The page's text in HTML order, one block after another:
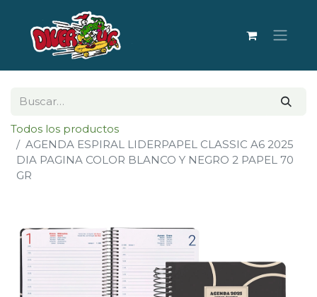
Todos los productos
AGENDA ESPIRAL LIDERPAPEL CLASSIC A6 2025
DIA PAGINA COLOR BLANCO Y NEGRO 2 PAPEL 70
GR